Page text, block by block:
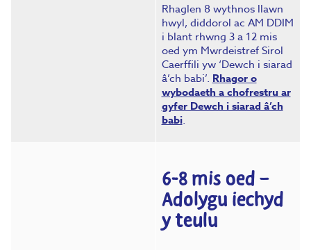
Rhaglen 8 wythnos llawn
hwyl, diddorol ac AM DDIM
i blant rhwng 3 a 12 mis
oed ym Mwrdeistref Sirol
Caerffili yw ‘Dewch i siarad
â’ch babi’. Rhagor o
wybodaeth a chofrestru ar
gyfer Dewch i siarad â’ch
babi.
6-8 mis oed –
Adolygu iechyd
y teulu